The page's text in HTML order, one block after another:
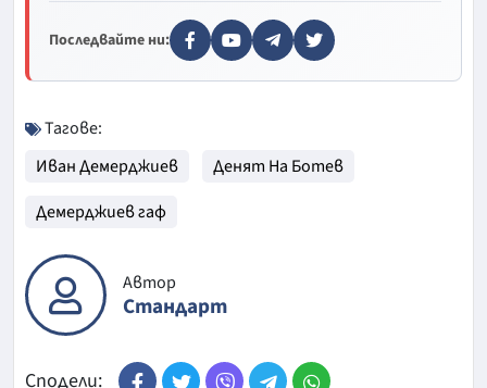
Последвайте ни:
Тагове:
Иван Демерджиев
Денят На Ботев
Демерджиев гаф
Автор
Стандарт
Сподели: